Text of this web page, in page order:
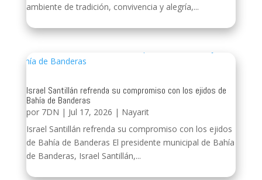
ambiente de tradición, convivencia y alegría,...
Israel Santillán refrenda su compromiso con los ejidos de
Bahía de Banderas
por 7DN | Jul 17, 2026 | Nayarit
Israel Santillán refrenda su compromiso con los ejidos
de Bahía de Banderas El presidente municipal de Bahía
de Banderas, Israel Santillán,...